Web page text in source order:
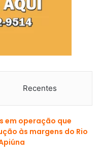
Recentes
em operação que
às margens do Rio